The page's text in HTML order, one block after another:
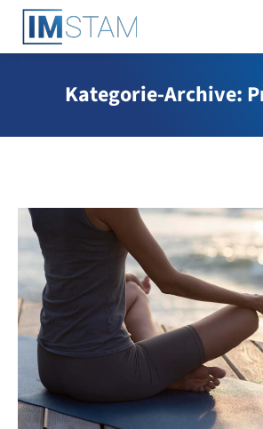
Kategorie-Archive: